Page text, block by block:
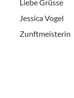
Liebe Grüsse
Jessica Vogel
Zunftmeisterin